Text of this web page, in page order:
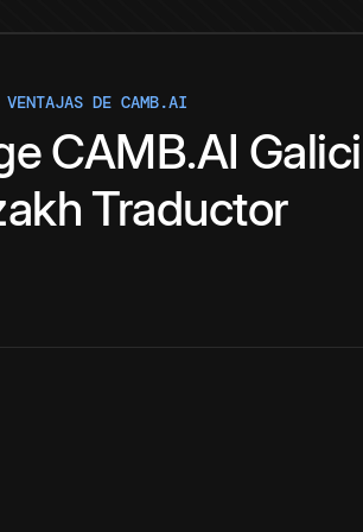
VENTAJAS DE CAMB.AI
CAMB.AI
Traductor